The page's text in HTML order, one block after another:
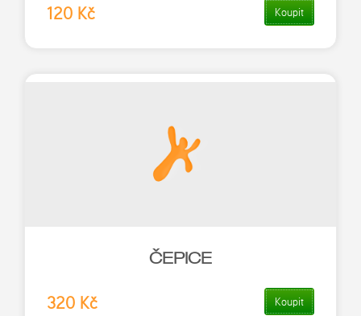
120 Kč Koupit
ČEPICE
320 Kč Koupit